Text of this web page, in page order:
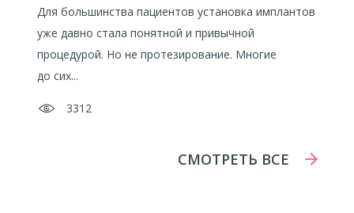
Для большинства пациентов установка имплантов
уже давно стала понятной и привычной
процедурой. Но не протезирование. Многие
до сих...
3312
СМОТРЕТЬ ВСЕ